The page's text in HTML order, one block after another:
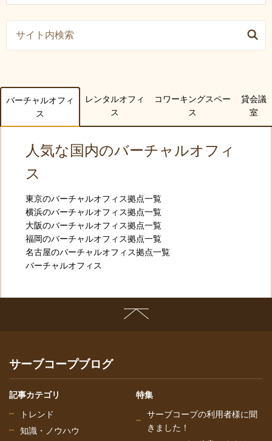
バーチャルオフィ
ス
レンタルオフィ
ス
コワーキングスペー
ス
貸会議
室
人気な国内のバーチャルオフィ
ス
東京のバーチャルオフィス拠点一覧
横浜のバーチャルオフィス拠点一覧
大阪のバーチャルオフィス拠点一覧
福岡のバーチャルオフィス拠点一覧
名古屋のバーチャルオフィス拠点一覧
バーチャルオフィス
サーブコープブログ
記事カテゴリ
トレンド
知識・ノウハウ
特集
サーブコープの利用者様に聞
きました！